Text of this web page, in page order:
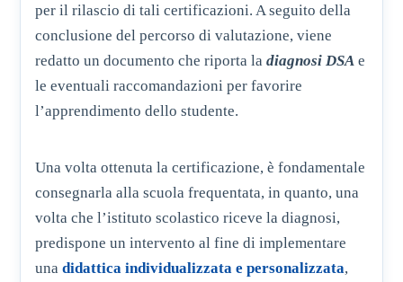
per il rilascio di tali certificazioni. A seguito della
conclusione del percorso di valutazione, viene
redatto un documento che riporta la diagnosi DSA e
le eventuali raccomandazioni per favorire
l’apprendimento dello studente.
Una volta ottenuta la certificazione, è fondamentale
consegnarla alla scuola frequentata, in quanto, una
volta che l’istituto scolastico riceve la diagnosi,
predispone un intervento al fine di implementare
una didattica individualizzata e personalizzata,